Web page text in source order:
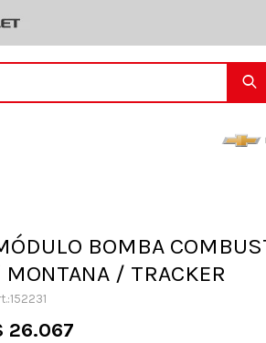
BOMBA
/ TRACKER
152231
26.067